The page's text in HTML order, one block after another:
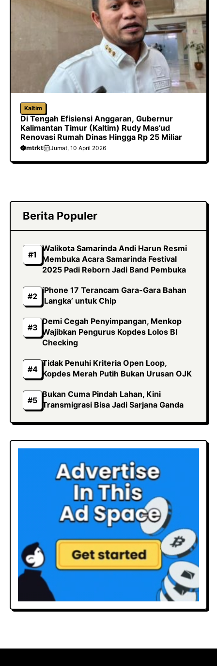
Kaltim
Di Tengah Efisiensi Anggaran, Gubernur
Kalimantan Timur (Kaltim) Rudy Mas’ud
Renovasi Rumah Dinas Hingga Rp 25 Miliar
mtrkt Jumat, 10 April 2026
Berita Populer
Walikota Samarinda Andi Harun Resmi
Membuka Acara Samarinda Festival
2025 Padi Reborn Jadi Band Pembuka
iPhone 17 Terancam Gara-Gara Bahan
‘Langka’ untuk Chip
Demi Cegah Penyimpangan, Menkop
Wajibkan Pengurus Kopdes Lolos BI
Checking
Tidak Penuhi Kriteria Open Loop,
Kopdes Merah Putih Bukan Urusan OJK
Bukan Cuma Pindah Lahan, Kini
Transmigrasi Bisa Jadi Sarjana Ganda